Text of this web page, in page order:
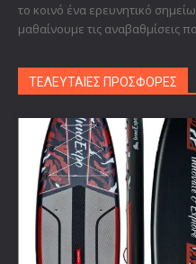
το κοινό ένα ερευνητικό
μαθαίνουμε τις αναβαθμίσεις
ΤΕΛΕΥΤΑΙΕΣ ΠΡΟΣΦΟΡΕΣ